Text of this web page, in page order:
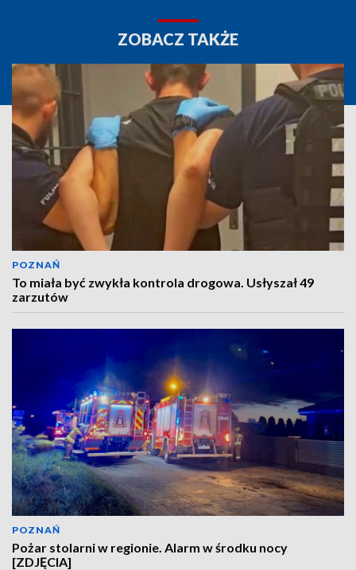
ZOBACZ TAKŻE
POZNAŃ
To miała być zwykła kontrola drogowa. Usłyszał 49
zarzutów
POZNAŃ
Pożar stolarni w regionie. Alarm w środku nocy
[ZDJĘCIA]